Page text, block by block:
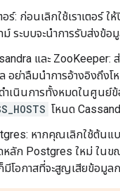
ตอร์: ก่อนเลิกใช้เราเตอร์
ม์ ระบบจะนำการรับส่งข้อ
และ
อย่าลืมนำการอ้างอิงถึง
ำเนินการทั้งหมดในศูนย์ข้
โหนด
หากคุณเลิกใช้ต้นแ
หลัก Postgres ใหม่ ในข
โอกาสที่จะสูญเสียข้อมูลก